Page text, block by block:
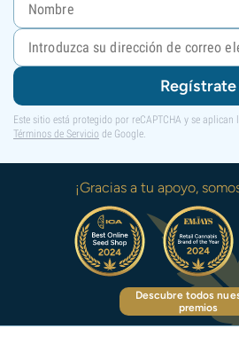
Regístrate
Este sitio está protegido por reCAPTCHA y se aplican
Términos de Servicio de Google.
¡Gracias a tu apoyo,
Descubre todos
premios